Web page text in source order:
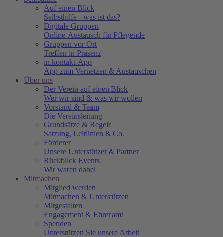
Auf einen Blick
Selbsthilfe - was ist das?
Digitale Gruppen
Online-Austausch für Pflegende
Gruppen vor Ort
Treffen in Präsenz
in.kontakt-App
App zum Vernetzen & Austauschen
Über uns
Der Verein auf einen Blick
Wer wir sind & was wir wollen
Vorstand & Team
Die Vereinsleitung
Grundsätze & Regeln
Satzung, Leitlinien & Co.
Förderer
Unsere Unterstützer & Partner
Rückblick Events
Wir waren dabei
Mitmachen
Mitglied werden
Mitmachen & Unterstützen
Mitgestalten
Engagement & Ehrenamt
Spenden
Unterstützen Sie unsere Arbeit